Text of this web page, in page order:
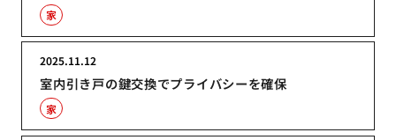
家
室内引き戸の鍵交換でプライバシーを確保
2025.11.12
家